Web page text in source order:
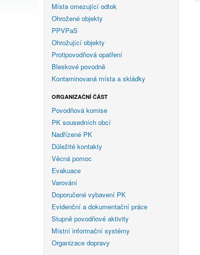
Místa omezující odtok
Ohrožené objekty
PPVPaS
Ohrožující objekty
Protipovodňová opatření
Bleskové povodně
Kontaminovaná místa a skládky
ORGANIZAČNÍ ČÁST
Povodňová komise
PK sousedních obcí
Nadřízené PK
Důležité kontakty
Věcná pomoc
Evakuace
Varování
Doporučené vybavení PK
Evidenční a dokumentační práce
Stupně povodňové aktivity
Místní informační systémy
Organizace dopravy